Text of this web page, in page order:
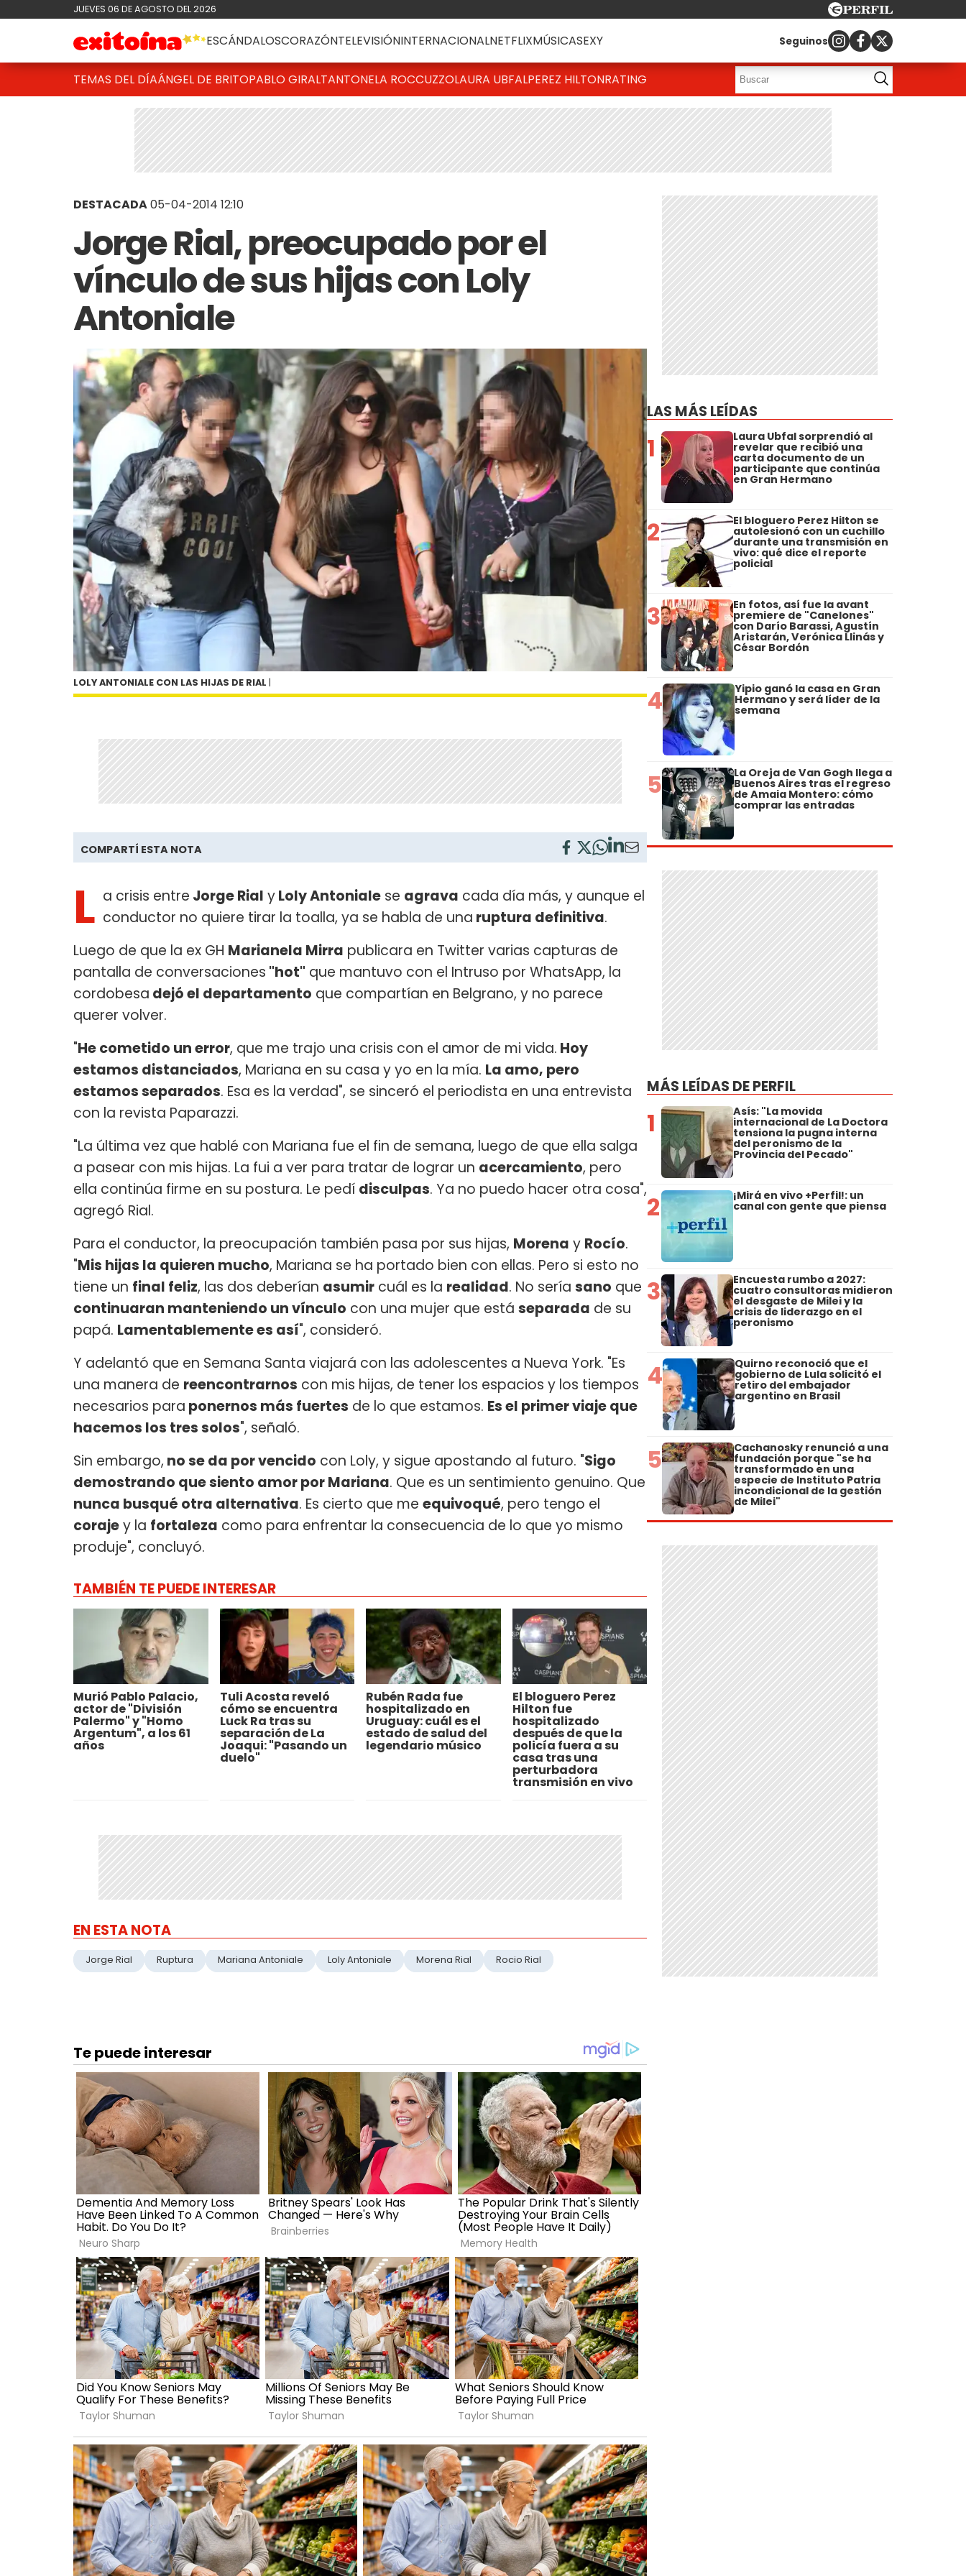
JUEVES 06 DE AGOSTO DEL 2026
ESCÁNDALOSCORAZÓNTELEVISIÓNINTERNACIONALNETFLIXMÚSICASEXY Seguinos
TEMAS DEL DÍAÁNGEL DE BRITOPABLO GIRALTANTONELA ROCCUZZOLAURA UBFALPEREZ HILTONRATING
DESTACADA05-04-2014 12:10
Jorge Rial, preocupado por el
vínculo de sus hijas con Loly
Antoniale
LOLY ANTONIALE CON LAS HIJAS DE RIAL |
COMPARTÍ ESTA NOTA
L a crisis entre Jorge Rial yLoly Antoniale se agrava cada día más, y aunque el
conductor no quiere tirar la toalla, ya se habla de una ruptura definitiva.
Luego de que la ex GH Marianela Mirra publicara en Twitter varias capturas de
pantalla de conversaciones "hot" que mantuvo con el Intruso por WhatsApp, la
cordobesa dejó el departamento que compartían en Belgrano, y no parece
querer volver.
"He cometido un error, que me trajo una crisis con el amor de mi vida. Hoy
estamos distanciados, Mariana en su casa y yo en la mía. La amo, pero
estamos separados. Esa es la verdad", se sinceró el periodista en una entrevista
con la revista Paparazzi.
"La última vez que hablé con Mariana fue el fin de semana, luego de que ella salga
a pasear con mis hijas. La fui a ver para tratar de lograr un acercamiento, pero
ella continúa firme en su postura. Le pedí disculpas. Ya no puedo hacer otra cosa",
agregó Rial.
Para el conductor, la preocupación también pasa por sus hijas, Morena y Rocío.
"Mis hijas la quieren mucho, Mariana se ha portado bien con ellas. Pero si esto no
tiene un final feliz, las dos deberían asumir cuál es la realidad. No sería sano que
continuaran manteniendo un vínculo con una mujer que está separada de su
papá. Lamentablemente es así", consideró.
Y adelantó que en Semana Santa viajará con las adolescentes a Nueva York. "Es
una manera de reencontrarnos con mis hijas, de tener los espacios y los tiempos
necesarios para ponernos más fuertes de lo que estamos. Es el primer viaje que
hacemos los tres solos", señaló.
Sin embargo, no se da por vencido con Loly, y sigue apostando al futuro. "Sigo
demostrando que siento amor por Mariana. Que es un sentimiento genuino. Que
nunca busqué otra alternativa. Es cierto que me equivoqué, pero tengo el
corajey la fortaleza como para enfrentar la consecuencia de lo que yo mismo
produje", concluyó.
TAMBIÉN TE PUEDE INTERESAR
Murió Pablo Palacio,
actor de "División
Palermo" y "Homo
Argentum", a los 61
años
Tuli Acosta reveló
cómo se encuentra
Luck Ra tras su
separación de La
Joaqui: "Pasando un
duelo"
Rubén Rada fue
hospitalizado en
Uruguay: cuál es el
estado de salud del
legendario músico
El bloguero Perez
Hilton fue
hospitalizado
después de que la
policía fuera a su
casa tras una
perturbadora
transmisión en vivo
EN ESTA NOTA
Jorge Rial Ruptura Mariana Antoniale Loly Antoniale Morena Rial Rocio Rial
LAS MÁS LEÍDAS
1 Laura Ubfal sorprendió al
revelar que recibió una
carta documento de un
participante que continúa
en Gran Hermano
2 El bloguero Perez Hilton se
autolesionó con un cuchillo
durante una transmisión en
vivo: qué dice el reporte
policial
3 En fotos, así fue la avant
premiere de "Canelones"
con Darío Barassi, Agustín
Aristarán, Verónica Llinás y
César Bordón
4 Yipio ganó la casa en Gran
Hermano y será líder de la
semana
5 La Oreja de Van Gogh llega a
Buenos Aires tras el regreso
de Amaia Montero: cómo
comprar las entradas
MÁS LEÍDAS DE PERFIL
1 Asís: "La movida
internacional de La Doctora
tensiona la pugna interna
del peronismo de la
Provincia del Pecado"
2 ¡Mirá en vivo +Perfil!: un
canal con gente que piensa
3 Encuesta rumbo a 2027:
cuatro consultoras midieron
el desgaste de Milei y la
crisis de liderazgo en el
peronismo
4 Quirno reconoció que el
gobierno de Lula solicitó el
retiro del embajador
argentino en Brasil
5 Cachanosky renunció a una
fundación porque "se ha
transformado en una
especie de Instituto Patria
incondicional de la gestión
de Milei"